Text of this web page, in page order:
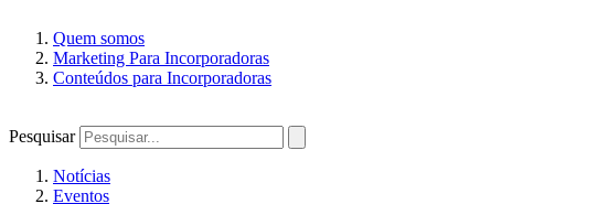
Quem somos
Marketing Para Incorporadoras
Conteúdos para Incorporadoras
Pesquisar
Notícias
Eventos